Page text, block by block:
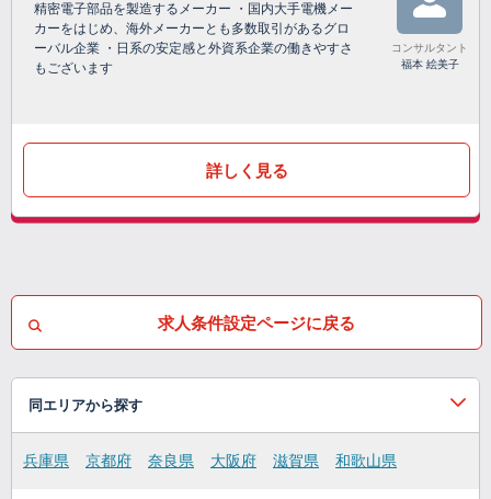
精密電子部品を製造するメーカー ・国内大手電機メー
カーをはじめ、海外メーカーとも多数取引があるグロ
ーバル企業 ・日系の安定感と外資系企業の働きやすさ
もございます
コンサルタント
福本 絵美子
詳しく見る
求人条件設定ページに戻る
同エリアから探す
兵庫県 京都府 奈良県 大阪府 滋賀県 和歌山県